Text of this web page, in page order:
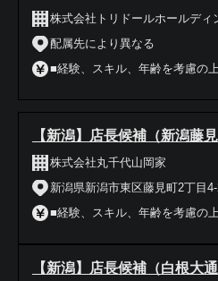
株式会社トリドールホールディ
配属先により異なる
■経験、スキル、年齢を考慮の
【新潟】店長候補（新潟藤見
株式会社丸千代山岡家
新潟県新潟市東区藤見町2丁目
■経験、スキル、年齢を考慮の
【新潟】店長候補（白根大通